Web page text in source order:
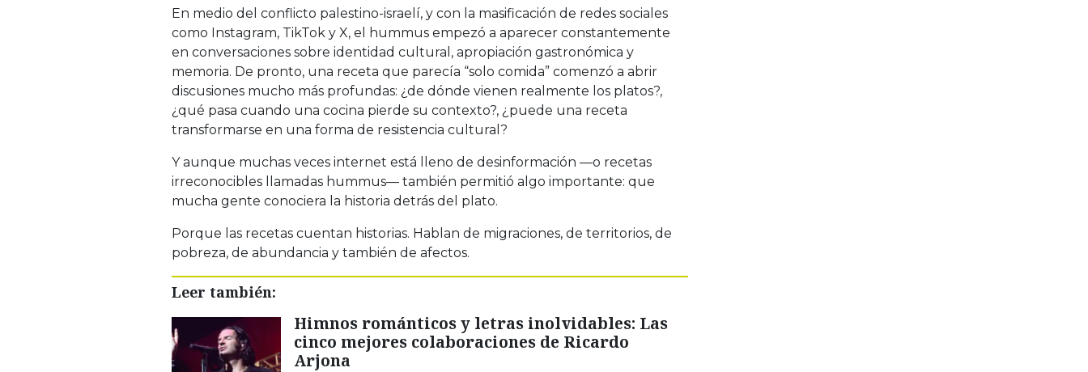
En medio del conflicto palestino-israelí, y con la masificación de redes sociales
como Instagram, TikTok y X, el hummus empezó a aparecer constantemente
en conversaciones sobre identidad cultural, apropiación gastronómica y
memoria. De pronto, una receta que parecía “solo comida” comenzó a abrir
discusiones mucho más profundas: ¿de dónde vienen realmente los platos?,
¿qué pasa cuando una cocina pierde su contexto?, ¿puede una receta
transformarse en una forma de resistencia cultural?
Y aunque muchas veces internet está lleno de desinformación —o recetas
irreconocibles llamadas hummus— también permitió algo importante: que
mucha gente conociera la historia detrás del plato.
Porque las recetas cuentan historias. Hablan de migraciones, de territorios, de
pobreza, de abundancia y también de afectos.
Leer también:
Himnos románticos y letras inolvidables: Las
cinco mejores colaboraciones de Ricardo
Arjona